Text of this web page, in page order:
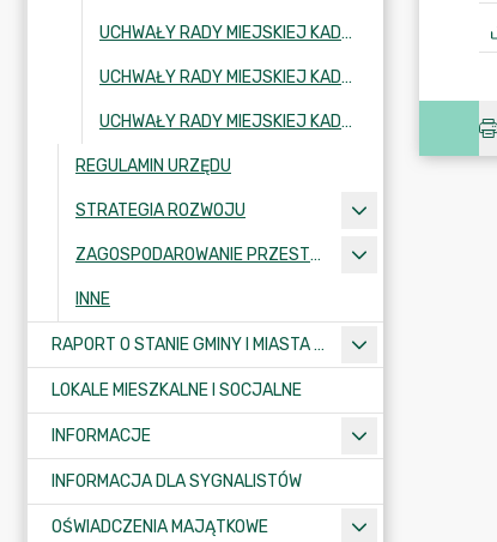
UCHWAŁY RADY MIEJSKIEJ KADENCJA 2010-2014
UCHWAŁY RADY MIEJSKIEJ KADENCJA 2018-2024
UCHWAŁY RADY MIEJSKIEJ KADENCJA 2024-2029
REGULAMIN URZĘDU
STRATEGIA ROZWOJU
ZAGOSPODAROWANIE PRZESTRZENNE
INNE
RAPORT O STANIE GMINY I MIASTA KRAJENKA
LOKALE MIESZKALNE I SOCJALNE
INFORMACJE
INFORMACJA DLA SYGNALISTÓW
OŚWIADCZENIA MAJĄTKOWE